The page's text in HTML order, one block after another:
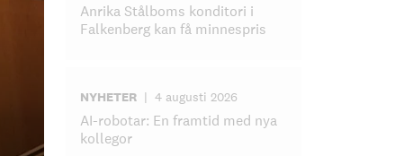
Anrika Stålboms konditori i
Falkenberg kan få minnespris
NYHETER | 4 augusti 2026
AI-robotar: En framtid med nya
kollegor